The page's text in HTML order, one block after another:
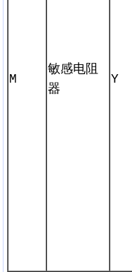
M
敏感电阻
器
Y